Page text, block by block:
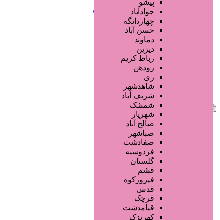
خدمات تناسب اندام و زیبایی بدن
خدمات پوست و زیبایی
خدمات ویژه و سیار
خدمات ناخن
سایر خدمات
پیشوا
جوادآباد
چهاردانگه
حسن آباد
دماوند
دیزین
رباط کریم
رودهن
ری
شاهدشهر
شریف آباد
شمشک
شهریار
صالح آباد
صباشهر
صفادشت
فردوسیه
گلستان
فشم
فیروزکوه
قدس
قرچک
قیامدشت
کهریزک